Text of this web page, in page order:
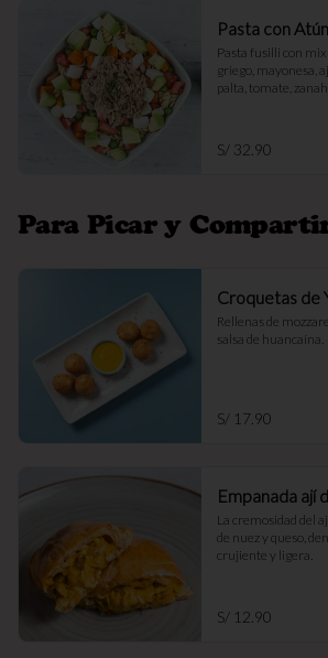
Pasta con Atún
Pasta fusilli con
griego, mayonesa,
palta, tomate,
S/ 32.90
Para Picar y
Croquetas de
Rellenas de
salsa de huancaína.
S/ 17.90
Empanada ají
La cremosidad del
de nuez y queso,
crujiente y ligera.
S/ 12.90